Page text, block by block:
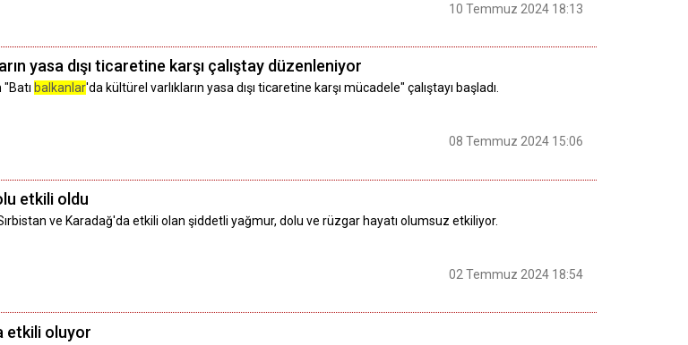
10 Temmuz 2024 18:13
yasa dışı ticaretine karşı çalıştay düzenleniyor
balkanlar'da kültürel varlıkların yasa dışı ticaretine karşı mücadele" çalıştayı başladı.
08 Temmuz 2024 15:06
etkili oldu
ve Karadağ'da etkili olan şiddetli yağmur, dolu ve rüzgar hayatı olumsuz etkiliyor.
02 Temmuz 2024 18:54
etkili oluyor